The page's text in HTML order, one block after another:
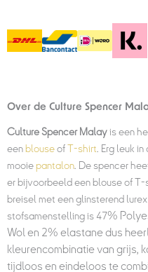
Over de Culture Spencer
Culture Spencer Malayis een
een blouseofT-shirt . Erg leuk
mooiepantalon . De spencer
er bijvoorbeeld een blouse of T-
breisel met een glinsterend
stofsamenstelling is 47%
Wol en 2% elastanedus
kleurencombinatie van grijs,
tijdloos en eindeloos te